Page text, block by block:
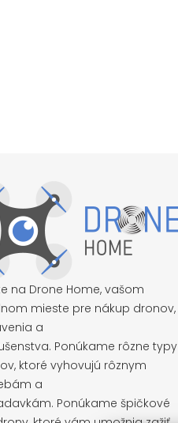
na Drone Home, vašom
mieste pre nákup dronov,
a
Ponúkame rôzne typy
ktoré vyhovujú rôznym
a
Ponúkame špičkové